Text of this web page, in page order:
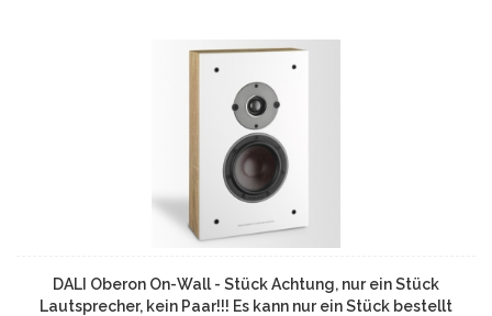
DALI Oberon On-Wall - Stück Achtung, nur ein Stück
Lautsprecher, kein Paar!!! Es kann nur ein Stück bestellt